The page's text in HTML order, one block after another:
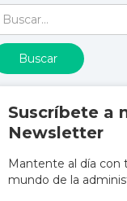
Suscríbete a
Newsletter
Mantente al día con
mundo de la